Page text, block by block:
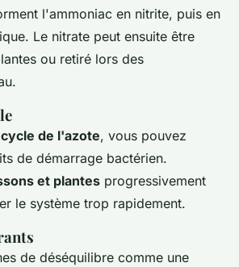
l'ammoniac en nitrite, puis en
Le nitrate peut ensuite être
ou retiré lors des
cycle de l'azote, vous pouvez
de démarrage bactérien.
et plantes progressivement
le système trop rapidement.
de déséquilibre comme une